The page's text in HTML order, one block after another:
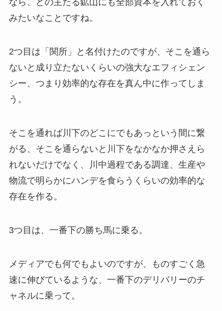
なら、どの主たる鉱山にも全部資本を入れておく
みたいなことですね。
2つ目は「関所」と名付けたのですが、そこを通ら
ないと成り立たないくらいの強大なエフィシェン
シー、つまり効率的な存在を真ん中に作ってしま
う。
そこを通れば川下のどこにでもあっという間に繋
がる、そこを通らないと川下をなかなか押さえら
れないだけでなく、川中過程である調達、生産や
物流で明らかにハンデを食らうくらいの効率的な
存在を作る。
3つ目は、一番下の勝ち馬に乗る。
メディアでも何でもよいのですが、ものすごく急
速に伸びているような、一番下のデリバリーのチ
ャネルに乗って。